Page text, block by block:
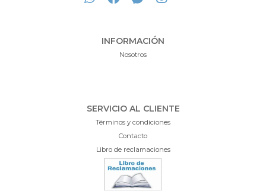
INFORMACIÓN
Nosotros
SERVICIO AL CLIENTE
Términos y condiciones
Contacto
Libro de reclamaciones